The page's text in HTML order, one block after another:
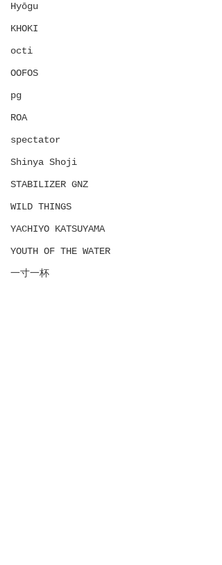
Hyōgu
KHOKI
octi
OOFOS
pg
ROA
spectator
Shinya Shoji
STABILIZER GNZ
WILD THINGS
YACHIYO KATSUYAMA
YOUTH OF THE WATER
一寸一杯